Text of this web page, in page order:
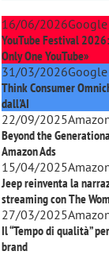
16/06/2026Google
YouTube Festival
Only One YouTube»
31/03/2026Google
Think Consumer
dall'AI
22/09/2025
Beyond the
Amazon Ads
15/04/2025
Jeep reinventa la
streaming conThe
27/03/2025
Il “Tempo di qualità”
brand